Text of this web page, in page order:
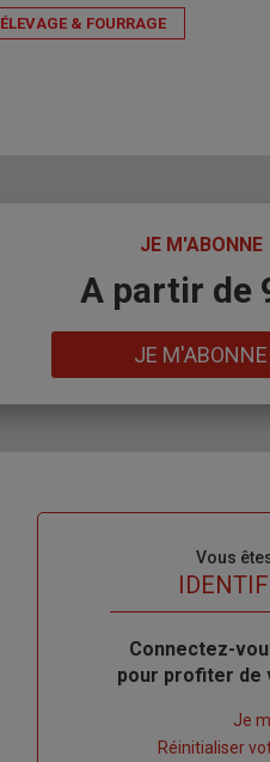
ÉLEVAGE & FOURRAGE
JE M'ABONNE
A partir de
JE M'ABONNE
Vous
Body
Connectez-
pour profiter de
Je
Réinitialiser